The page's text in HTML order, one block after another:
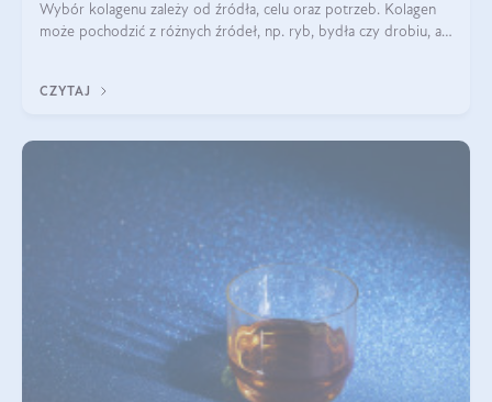
Wybór kolagenu zależy od źródła, celu oraz potrzeb. Kolagen
może pochodzić z różnych źródeł, np. ryb, bydła czy drobiu, a
bydlęcy.
CZYTAJ